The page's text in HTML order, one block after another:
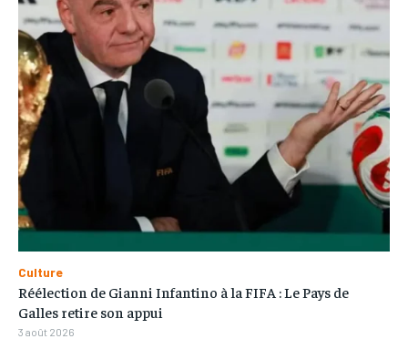
Culture
Réélection de Gianni Infantino à la FIFA : Le Pays de
Galles retire son appui
3 août 2026